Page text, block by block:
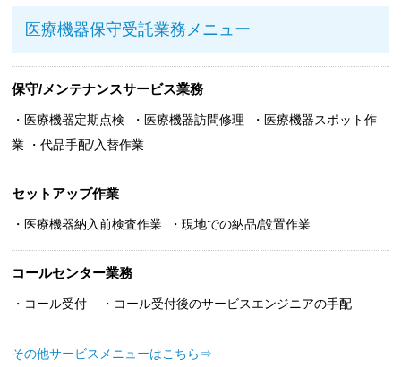
医療機器保守受託業務メニュー
保守/メンテナンスサービス業務
・医療機器定期点検 ・医療機器訪問修理 ・医療機器スポット作
業 ・代品手配/入替作業
セットアップ作業
・医療機器納入前検査作業 ・現地での納品/設置作業
コールセンター業務
・コール受付 ・コール受付後のサービスエンジニアの手配
その他サービスメニューはこちら⇒